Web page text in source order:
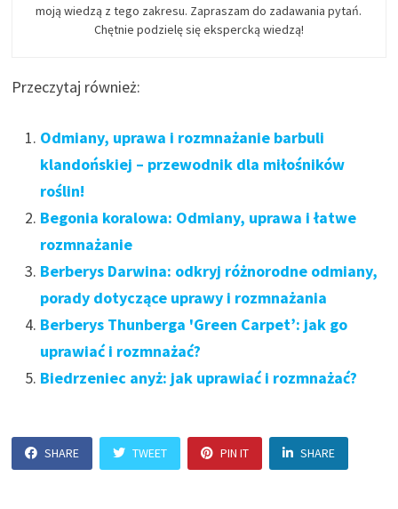
moją wiedzą z tego zakresu. Zapraszam do zadawania pytań.
Chętnie podzielę się ekspercką wiedzą!
Przeczytaj również:
Odmiany, uprawa i rozmnażanie barbuli
klandońskiej – przewodnik dla miłośników
roślin!
Begonia koralowa: Odmiany, uprawa i łatwe
rozmnażanie
Berberys Darwina: odkryj różnorodne odmiany,
porady dotyczące uprawy i rozmnażania
Berberys Thunberga 'Green Carpet’: jak go
uprawiać i rozmnażać?
Biedrzeniec anyż: jak uprawiać i rozmnażać?
SHARE TWEET PIN IT SHARE